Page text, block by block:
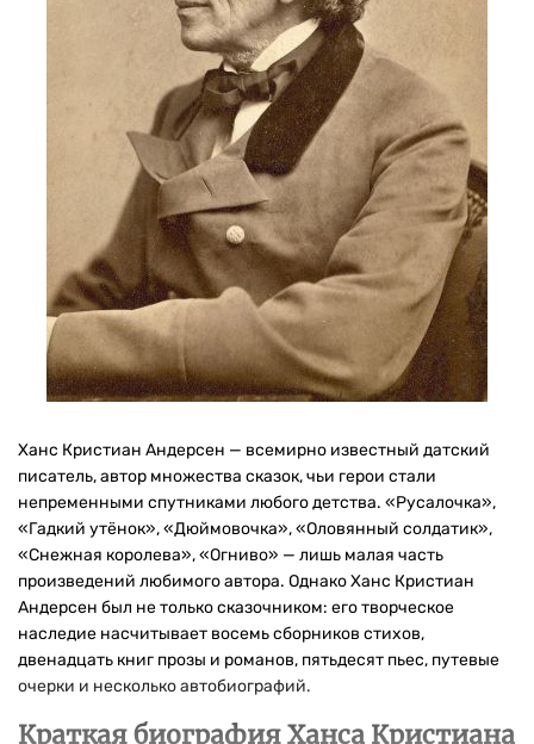
Ханс Кристиан Андерсен — всемирно известный датский
писатель, автор множества сказок, чьи герои стали
непременными спутниками любого детства. «Русалочка»,
«Гадкий утёнок», «Дюймовочка», «Оловянный солдатик»,
«Снежная королева», «Огниво» — лишь малая часть
произведений любимого автора. Однако Ханс Кристиан
Андерсен был не только сказочником: его творческое
наследие насчитывает восемь сборников стихов,
двенадцать книг прозы и романов, пятьдесят пьес, путевые
очерки и несколько автобиографий.
Краткая биография Ханса Кристиана